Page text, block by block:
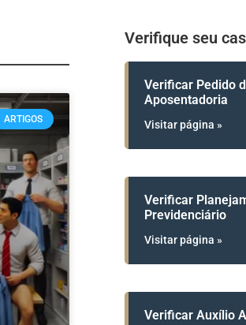
ARTIGOS
Verifique seu
Verificar Pedido
Aposentadoria
Visitar página »
Verificar
Previdenciário
Visitar página »
Verificar Auxílio